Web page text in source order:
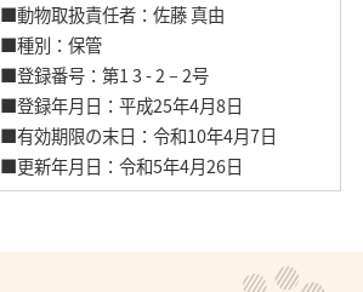
■動物取扱責任者：佐藤 真由
■種別：保管
■登録番号：第1 3 - 2 – 2号
■登録年月日：平成25年4月8日
■有効期限の末日：令和10年4月7日
■更新年月日：令和5年4月26日